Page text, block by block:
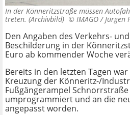
In der Könneritzstraße müssen
treten. (Archivbild) © IMAGO / Jürgen
Den Angaben des Verkehrs-
Beschilderung in der
Euro ab kommender Woche
Bereits in den letzten Tagen
Kreuzung der Könneritz-/
Fußgängerampel
umprogrammiert und an die
angepasst worden.